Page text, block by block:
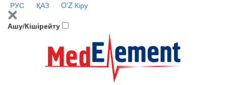
РУС ҚАЗ O'Z Кіру
Ашу/Кішірейту